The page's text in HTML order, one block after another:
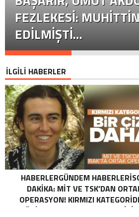
FEZLEKESI:
EDILMIŞTI…
İLGİLİ HABERLER
HABERLERGÜNDEM
DAKIKA: MİT VE TSK’DAN
OPERASYON! KIRMIZI
TERÖRIST NAZLI TAŞPINAR ETKISIZ